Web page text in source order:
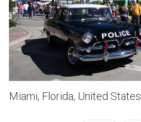
Miami, Florida, United States